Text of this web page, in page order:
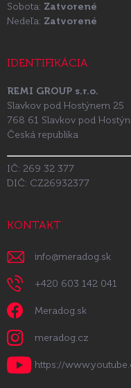
Sobota: Zatvorené
Nedeľa: Zatvorené
IDENTIFIKÁCIA
REMI GROUP s.r.o.
Slavkov pod Hostýnem 25
768 61 Slavkov pod
Česká republika
IČ: 269 32 377
DIČ: CZ26932377
KONTAKT
info@meradog.sk
+420 603 142 041
Meradog.sk
meradog.cz
https://